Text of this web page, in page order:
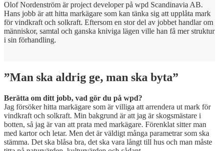
Olof Nordenström är project developer på wpd Scandinavia AB.
Hans jobb är att hitta markägare som kan tänka sig att upplåta mark
för vindkraft och solkraft. Eftersom en stor del av jobbet handlar om
människor, samtal och ganska kniviga lägen ville han få mer struktur
i sin förhandling.
”Man ska aldrig ge, man ska byta”
Berätta om ditt jobb, vad gör du på wpd?
Jag försöker hitta markägare som är villiga att arrendera ut mark för
vindkraft och solkraft. Min bakgrund är att jag är skogsmästare i
botten, så jag är van att prata med markägare. Förenklat sitter man
med kartor och letar. Men det är väldigt många parametrar som ska
stämma. Det ska blåsa bra, det ska vara långt till hus och man måste